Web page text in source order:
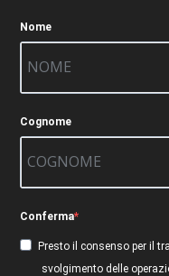
Nome
Cognome
Conferma
Presto il consenso per il
svolgimento delle